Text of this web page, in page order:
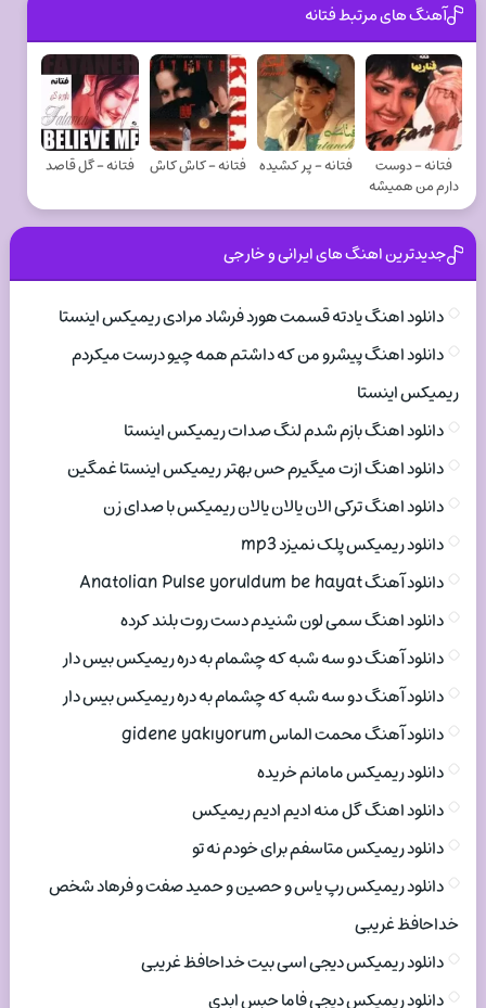
آهنگ های مرتبط فتانه
فتانه - دوست
دارم من همیشه
فتانه - پر کشیده فتانه - کاش کاش فتانه - گل قاصد
جدیدترین اهنگ های ایرانی و خارجی
دانلود اهنگ یادته قسمت هورد فرشاد مرادی ریمیکس اینستا
دانلود اهنگ پیشرو من که داشتم همه چیو درست میکردم
ریمیکس اینستا
دانلود اهنگ بازم شدم لنگ صدات ریمیکس اینستا
دانلود اهنگ ازت میگیرم حس بهتر ریمیکس اینستا غمگین
دانلود اهنگ ترکی الان یالان یالان ریمیکس با صدای زن
دانلود ریمیکس پلک نمیزد mp3
دانلود آهنگ Anatolian Pulse yoruldum be hayat
دانلود اهنگ سمی لون شنیدم دست روت بلند کرده
دانلود آهنگ دو سه شبه که چشمام به دره ریمیکس بیس دار
دانلود آهنگ دو سه شبه که چشمام به دره ریمیکس بیس دار
دانلود آهنگ محمت الماس gidene yakıyorum
دانلود ریمیکس مامانم خریده
دانلود اهنگ گل منه ادیم ادیم ریمیکس
دانلود ریمیکس متاسفم برای خودم نه تو
دانلود ریمیکس رپ یاس و حصین و حمید صفت و فرهاد شخص
خداحافظ غریبی
دانلود ریمیکس دیجی اسی بیت خداحافظ غریبی
دانلود ریمیکس دیجی فاما حبس ابدی